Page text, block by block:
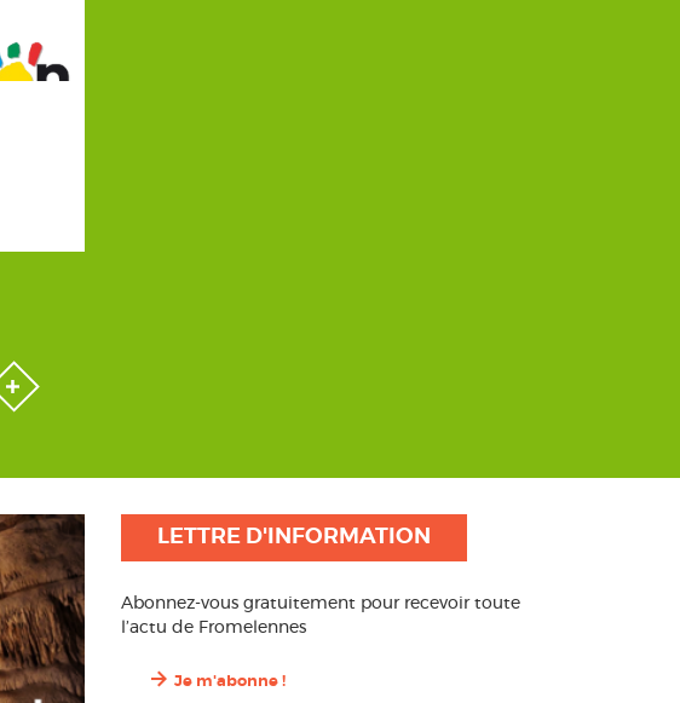
LETTRE D'INFORMATION
Abonnez-vous gratuitement pour recevoir toute
l’actu de Fromelennes
Je m'abonne !